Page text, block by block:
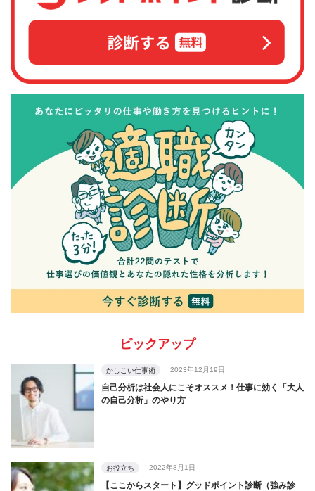
ピックアップ
かしこい仕事術 2023年12月19日
自己分析は社会人にこそオススメ！仕事に効く「大人
の自己分析」のやり方
お役立ち 2022年8月1日
【ここからスタート】グッドポイント診断（強み診